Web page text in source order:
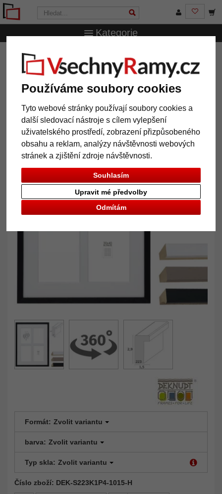
Používáme soubory cookies
Tyto webové stránky používají soubory cookies a
další sledovací nástroje s cílem vylepšení
uživatelského prostředí, zobrazení přizpůsobeného
obsahu a reklam, analýzy návštěvnosti webových
stránek a zjištění zdroje návštěvnosti.
Souhlasím
Odmítám
Upravit mé předvolby
Kategorie
VsechnRamy.cz
fotografie 10x15 cm
Rám Hugo na 4 fotografie 10x15
cm
Formát: Zvolit variantu
barva: Zvolit variantu
Typ skla: Zvolit variantu
Číslo zboží: DEK-S223K1P4-1015-H